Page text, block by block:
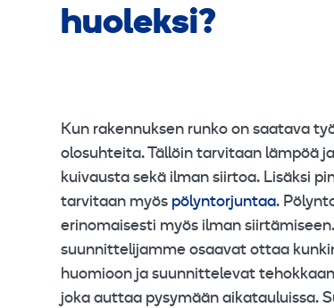
huoleksi?
Kun rakennuksen runko on saatava
olosuhteita. Tällöin tarvitaan lämpöä
kuivausta sekä ilman siirtoa. Lisäksi
tarvitaan myös pölyntorjuntaa.
erinomaisesti myös ilman
suunnittelijamme osaavat ottaa
huomioon ja suunnittelevat
joka auttaa pysymään aikatauluissa.